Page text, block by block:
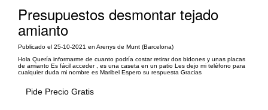
Presupuestos desmontar tejado
amianto
Publicado el 25-10-2021 en Arenys de Munt (Barcelona)
Hola Quería informarme de cuanto podría costar retirar dos bidones y unas placas
de amianto Es fácil acceder , es una caseta en un patio Les dejo mi teléfono para
cualquier duda mi nombre es Maribel Espero su respuesta Gracias
Pide Precio Gratis